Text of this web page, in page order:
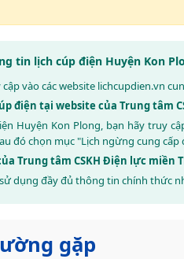
tin lịch cúp điện Huyện Kon
vào các website lichcupdien.vn
điện tại website của Trung tâm
Huyện Kon Plong, bạn hãy truy
đó chọn mục "Lịch ngừng cung
Trung tâm CSKH Điện lực miền
dụng đầy đủ thông tin chính thức
gặp